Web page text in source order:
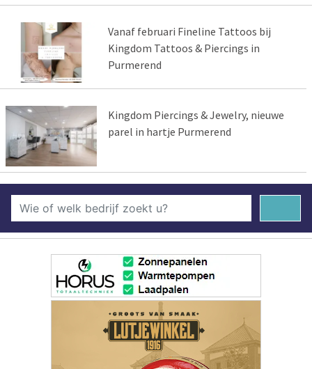
Vanaf februari Fineline Tattoos bij
Kingdom Tattoos & Piercings in
Purmerend
Kingdom Piercings & Jewelry, nieuwe
parel in hartje Purmerend